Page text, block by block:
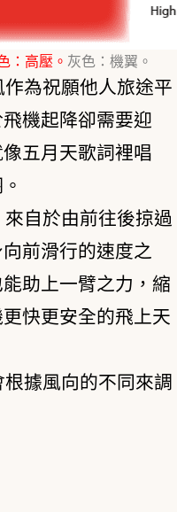
：高壓。 灰色：機翼。
為祝願他人旅途平
機起降卻需要迎
像五月天歌詞裡唱
自於由前往後掠過
前滑行的速度之
助上一臂之力，縮
快更安全的飛上天
據風向的不同來調